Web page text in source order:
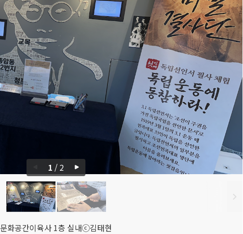
문화공간이육사 1층 실내ⓒ김태현
1 / 2